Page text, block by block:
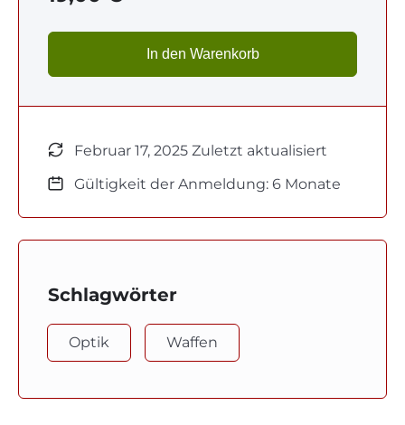
In den Warenkorb
Februar 17, 2025 Zuletzt aktualisiert
Gültigkeit der Anmeldung: 6 Monate
Schlagwörter
Optik Waffen